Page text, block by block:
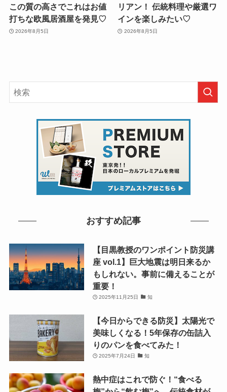
この質の高さでこれはお値
打ちな欧風居酒屋を発見♡
2026年8月5日
リアン！ 伝統料理や厳選ワ
インを楽しみたい♡
2026年8月5日
おすすめ記事
【目黒教授のワンポイント防災講
座 vol.1】巨大地震は明日来るか
もしれない。事前に備えることが
重要！
2025年11月25日 知
【今日からできる防災】太陽光で
美味しくなる！5年保存の缶詰入
りのパンを食べてみた！
2025年7月24日 知
熱中症はこれで防ぐ！“食べる